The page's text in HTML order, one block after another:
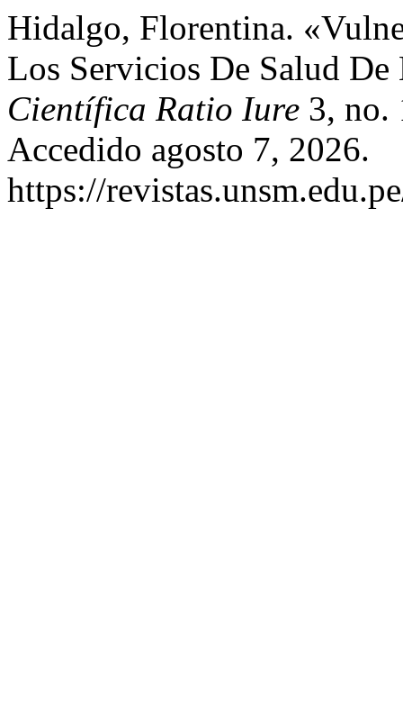
Hidalgo, Florentina.
Los Servicios De Salud
Científica Ratio Iure 3, no.
Accedido agosto 7, 2026.
https://